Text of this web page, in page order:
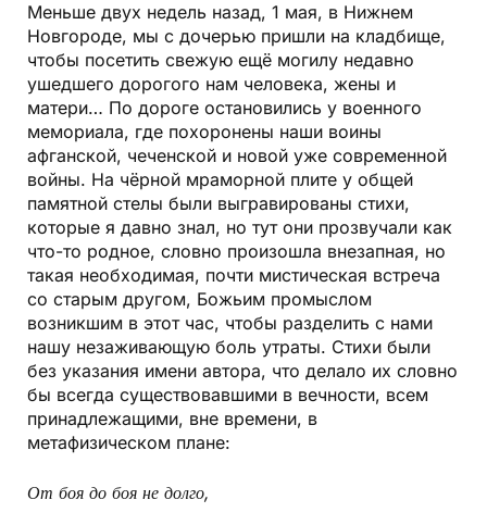
Меньше двух недель назад, 1 мая, в Нижнем
Новгороде, мы с дочерью пришли на кладбище,
чтобы посетить свежую ещё могилу недавно
ушедшего дорогого нам человека, жены и
матери… По дороге остановились у военного
мемориала, где похоронены наши воины
афганской, чеченской и новой уже современной
войны. На чёрной мраморной плите у общей
памятной стелы были выгравированы стихи,
которые я давно знал, но тут они прозвучали как
что-то родное, словно произошла внезапная, но
такая необходимая, почти мистическая встреча
со старым другом, Божьим промыслом
возникшим в этот час, чтобы разделить с нами
нашу незаживающую боль утраты. Стихи были
без указания имени автора, что делало их словно
бы всегда существовавшими в вечности, всем
принадлежащими, вне времени, в
метафизическом плане:
От боя до боя не долго,